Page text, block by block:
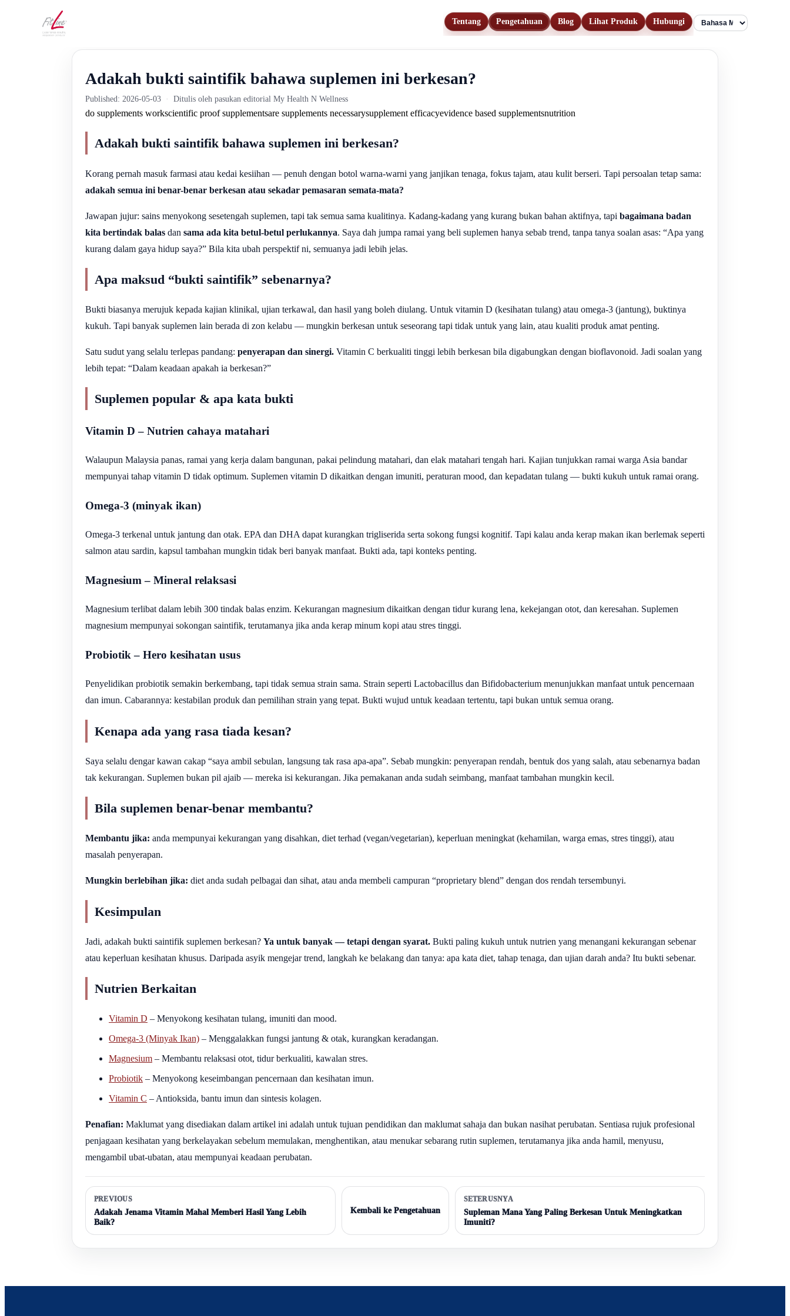
Tentang Pengetahuan Blog Lihat Produk
Hubungi
Language
Adakah bukti saintifik bahawa suplemen ini berkesan?
Published: 2026-05-03 · Ditulis oleh pasukan editorial My Health N Wellness
do supplements workscientific proof supplementsare supplements necessarysupplement efficacyevidence based supplementsnutrition
Adakah bukti saintifik bahawa suplemen ini berkesan?
Korang pernah masuk farmasi atau kedai kesiihan — penuh dengan botol warna-warni yang janjikan tenaga, fokus tajam, atau kulit berseri. Tapi persoalan tetap sama:
adakah semua ini benar-benar berkesan atau sekadar pemasaran semata-mata?
Jawapan jujur: sains menyokong sesetengah suplemen, tapi tak semua sama kualitinya. Kadang-kadang yang kurang bukan bahan aktifnya, tapi bagaimana badan
kita bertindak balas dan sama ada kita betul-betul perlukannya. Saya dah jumpa ramai yang beli suplemen hanya sebab trend, tanpa tanya soalan asas: “Apa yang
kurang dalam gaya hidup saya?” Bila kita ubah perspektif ni, semuanya jadi lebih jelas.
Apa maksud “bukti saintifik” sebenarnya?
Bukti biasanya merujuk kepada kajian klinikal, ujian terkawal, dan hasil yang boleh diulang. Untuk vitamin D (kesihatan tulang) atau omega-3 (jantung), buktinya
kukuh. Tapi banyak suplemen lain berada di zon kelabu — mungkin berkesan untuk seseorang tapi tidak untuk yang lain, atau kualiti produk amat penting.
Satu sudut yang selalu terlepas pandang: penyerapan dan sinergi. Vitamin C berkualiti tinggi lebih berkesan bila digabungkan dengan bioflavonoid. Jadi soalan yang
lebih tepat: “Dalam keadaan apakah ia berkesan?”
Suplemen popular & apa kata bukti
Vitamin D – Nutrien cahaya matahari
Walaupun Malaysia panas, ramai yang kerja dalam bangunan, pakai pelindung matahari, dan elak matahari tengah hari. Kajian tunjukkan ramai warga Asia bandar
mempunyai tahap vitamin D tidak optimum. Suplemen vitamin D dikaitkan dengan imuniti, peraturan mood, dan kepadatan tulang — bukti kukuh untuk ramai orang.
Omega-3 (minyak ikan)
Omega-3 terkenal untuk jantung dan otak. EPA dan DHA dapat kurangkan trigliserida serta sokong fungsi kognitif. Tapi kalau anda kerap makan ikan berlemak seperti
salmon atau sardin, kapsul tambahan mungkin tidak beri banyak manfaat. Bukti ada, tapi konteks penting.
Magnesium – Mineral relaksasi
Magnesium terlibat dalam lebih 300 tindak balas enzim. Kekurangan magnesium dikaitkan dengan tidur kurang lena, kekejangan otot, dan keresahan. Suplemen
magnesium mempunyai sokongan saintifik, terutamanya jika anda kerap minum kopi atau stres tinggi.
Probiotik – Hero kesihatan usus
Penyelidikan probiotik semakin berkembang, tapi tidak semua strain sama. Strain seperti Lactobacillus dan Bifidobacterium menunjukkan manfaat untuk pencernaan
dan imun. Cabarannya: kestabilan produk dan pemilihan strain yang tepat. Bukti wujud untuk keadaan tertentu, tapi bukan untuk semua orang.
Kenapa ada yang rasa tiada kesan?
Saya selalu dengar kawan cakap “saya ambil sebulan, langsung tak rasa apa-apa”. Sebab mungkin: penyerapan rendah, bentuk dos yang salah, atau sebenarnya badan
tak kekurangan. Suplemen bukan pil ajaib — mereka isi kekurangan. Jika pemakanan anda sudah seimbang, manfaat tambahan mungkin kecil.
Bila suplemen benar-benar membantu?
Membantu jika: anda mempunyai kekurangan yang disahkan, diet terhad (vegan/vegetarian), keperluan meningkat (kehamilan, warga emas, stres tinggi), atau
masalah penyerapan.
Mungkin berlebihan jika: diet anda sudah pelbagai dan sihat, atau anda membeli campuran “proprietary blend” dengan dos rendah tersembunyi.
Kesimpulan
Jadi, adakah bukti saintifik suplemen berkesan? Ya untuk banyak — tetapi dengan syarat. Bukti paling kukuh untuk nutrien yang menangani kekurangan sebenar
atau keperluan kesihatan khusus. Daripada asyik mengejar trend, langkah ke belakang dan tanya: apa kata diet, tahap tenaga, dan ujian darah anda? Itu bukti sebenar.
Nutrien Berkaitan
Vitamin D – Menyokong kesihatan tulang, imuniti dan mood.
Omega-3 (Minyak Ikan) – Menggalakkan fungsi jantung & otak, kurangkan keradangan.
Magnesium – Membantu relaksasi otot, tidur berkualiti, kawalan stres.
Probiotik – Menyokong keseimbangan pencernaan dan kesihatan imun.
Vitamin C – Antioksida, bantu imun dan sintesis kolagen.
Penafian: Maklumat yang disediakan dalam artikel ini adalah untuk tujuan pendidikan dan maklumat sahaja dan bukan nasihat perubatan. Sentiasa rujuk profesional
penjagaan kesihatan yang berkelayakan sebelum memulakan, menghentikan, atau menukar sebarang rutin suplemen, terutamanya jika anda hamil, menyusu,
mengambil ubat-ubatan, atau mempunyai keadaan perubatan.
PREVIOUS
Adakah Jenama Vitamin Mahal Memberi Hasil Yang Lebih
Baik?
Kembali ke Pengetahuan
SETERUSNYA
Supleman Mana Yang Paling Berkesan Untuk Meningkatkan
Imuniti?